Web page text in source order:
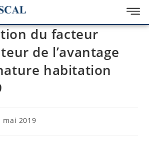
du facteur
de l’avantage
habitation
mai 2019